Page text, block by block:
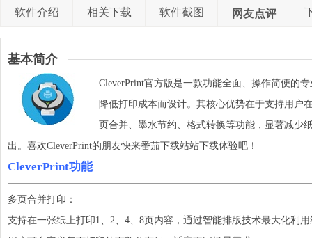
软件介绍 相关下载 软件截图 网友点评
基本简介
CleverPrint官方版是一款功能全面、操作简便的
降低打印成本而设计。其核心优势在于支持用户
页合并、墨水节约、格式转换等功能，显著减少
出。喜欢CleverPrint的朋友快来番茄下载站站下载体验吧！
CleverPrint功能
多页合并打印：
支持在一张纸上打印1、2、4、8页内容，通过智能排版技术最大化利